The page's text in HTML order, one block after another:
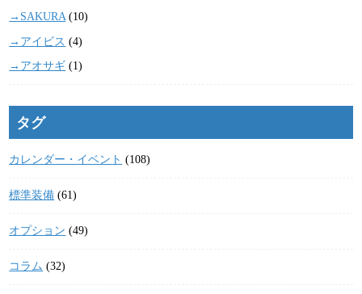
→SAKURA(10)
→アイビス (4)
→アオサギ (1)
タグ
カレンダー・イベント (108)
標準装備 (61)
オプション (49)
コラム (32)